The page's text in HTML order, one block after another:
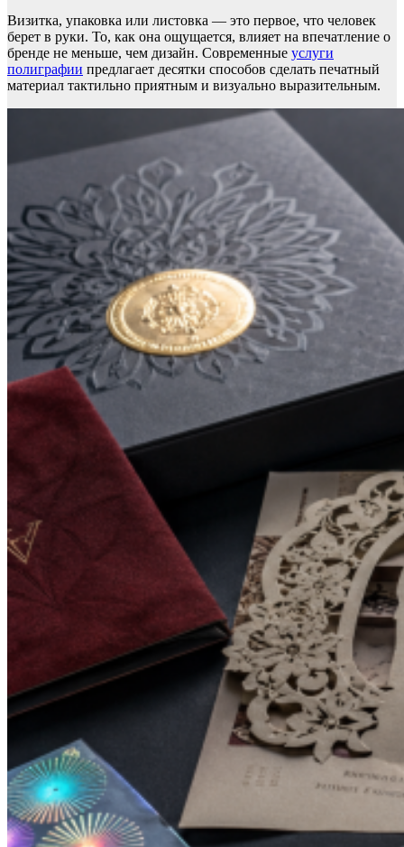
Визитка, упаковка или листовка — это первое, что человек
берет в руки. То, как она ощущается, влияет на впечатление о
бренде не меньше, чем дизайн. Современные услуги
полиграфии предлагает десятки способов сделать печатный
материал тактильно приятным и визуально выразительным.